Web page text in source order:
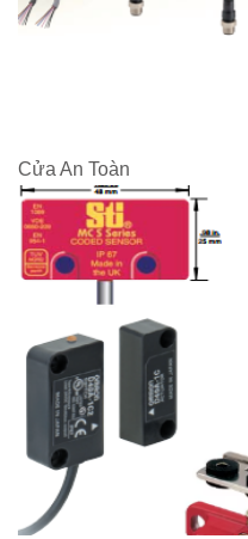
Cửa An Toàn